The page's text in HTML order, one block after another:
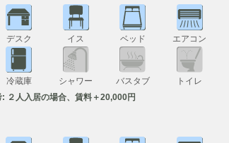
デスク イス ベッド エアコン
冷蔵庫 シャワー バスタブ トイレ
: ２人入居の場合、賃料＋20,000円